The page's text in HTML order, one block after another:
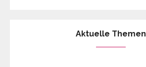
Aktuelle Themen